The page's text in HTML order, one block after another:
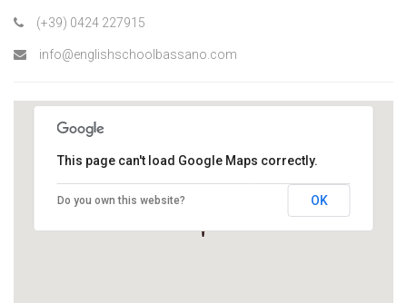
(+39) 0424 227915
info@englishschoolbassano.com
This page can't load Google Maps correctly.
Do you own this website? OK